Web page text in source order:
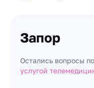
Запор
Остались вопросы
услугой